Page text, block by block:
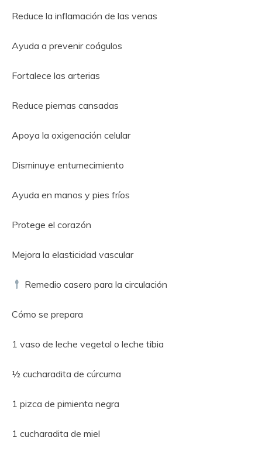
Reduce la inflamación de las venas
Ayuda a prevenir coágulos
Fortalece las arterias
Reduce piernas cansadas
Apoya la oxigenación celular
Disminuye entumecimiento
Ayuda en manos y pies fríos
Protege el corazón
Mejora la elasticidad vascular
Remedio casero para la circulación
Cómo se prepara
1 vaso de leche vegetal o leche tibia
½ cucharadita de cúrcuma
1 pizca de pimienta negra
1 cucharadita de miel